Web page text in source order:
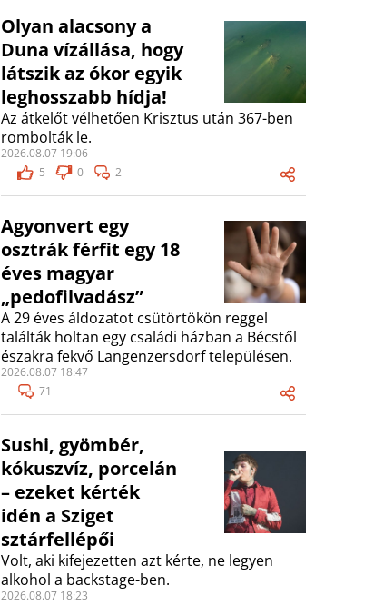
Olyan alacsony a
Duna vízállása, hogy
látszik az ókor egyik
leghosszabb hídja!
Az átkelőt vélhetően Krisztus után 367-ben
rombolták le.
2026.08.07 19:06
5
0 2
Agyonvert egy
osztrák férfit egy 18
éves magyar
„pedofilvadász”
A 29 éves áldozatot csütörtökön reggel
találták holtan egy családi házban a Bécstől
északra fekvő Langenzersdorf településen.
2026.08.07 18:47
71
Sushi, gyömbér,
kókuszvíz, porcelán
– ezeket kérték
idén a Sziget
sztárfellépői
Volt, aki kifejezetten azt kérte, ne legyen
alkohol a backstage-ben.
2026.08.07 18:23